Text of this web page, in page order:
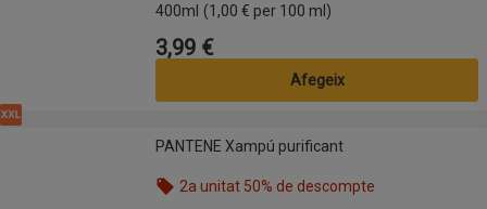
400ml (1,00 € per 100 ml)
Preu
3,99 €
Afegeix
PANTENE Xampú purificant
XXL
PANTENE Xampú purificant
2a unitat 50% de descompte